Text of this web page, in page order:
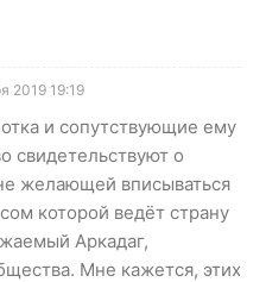
2019 19:19
и сопутствующие ему
свидетельствуют о
желающей вписываться
которой ведёт страну
Аркадаг,
Мне кажется, этих